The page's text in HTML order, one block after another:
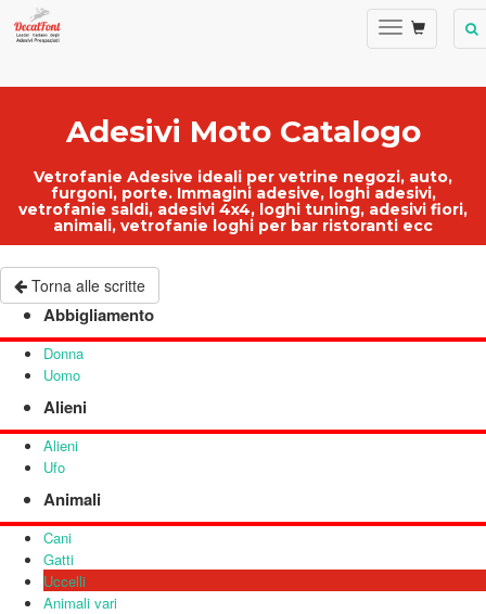
Adesivi Moto Catalogo
Vetrofanie Adesive ideali per vetrine negozi, auto,
furgoni, porte. Immagini adesive, loghi adesivi,
vetrofanie saldi, adesivi 4x4, loghi tuning, adesivi fiori,
animali, vetrofanie loghi per bar ristoranti ecc
Torna alle scritte
Abbigliamento
Donna
Uomo
Alieni
Alieni
Ufo
Animali
Cani
Gatti
Uccelli
Animali vari